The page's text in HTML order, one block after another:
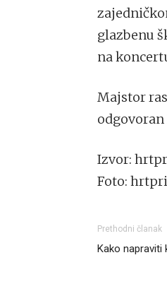
glazbenu
na
Majstor
odgovoran
Izvor:
Foto:
Prethodni članak
Kako napraviti